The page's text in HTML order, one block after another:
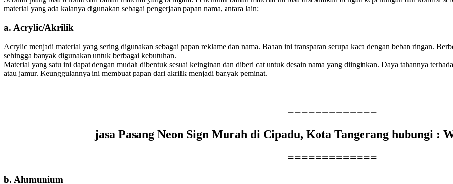
material yang ada kalanya digunakan sebagai pengerjaan papan nama, antara lain:
a. Acrylic/Akrilik
Acrylic menjadi material yang sering digunakan sebagai papan reklame dan nama. Bahan ini transparan serupa kaca dengan beban ringan.
sehingga banyak digunakan untuk berbagai kebutuhan.
Material yang satu ini dapat dengan mudah dibentuk sesuai keinginan dan diberi cat untuk desain nama yang diinginkan. Daya tahannya
atau jamur. Keunggulannya ini membuat papan dari akrilik menjadi banyak peminat.
=============
jasa Pasang Neon Sign Murah di Cipadu, Kota Tangerang hubungi :
=============
b. Alumunium